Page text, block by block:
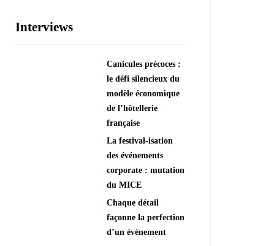
???? Explorer les animations
Interviews
Canicules précoces :
le défi silencieux du
modèle économique
de l’hôtellerie
française
La festival-isation
des événements
corporate : mutation
du MICE
Chaque détail
façonne la perfection
d’un évènement